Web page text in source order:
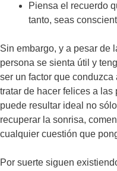
Piensa el recuerdo
tanto, seas
Sin embargo, y a pesar de
persona se sienta útil y
ser un factor que
tratar de hacer felices a
puede resultar ideal no
recuperar la sonrisa,
cualquier cuestión que
Por suerte siguen